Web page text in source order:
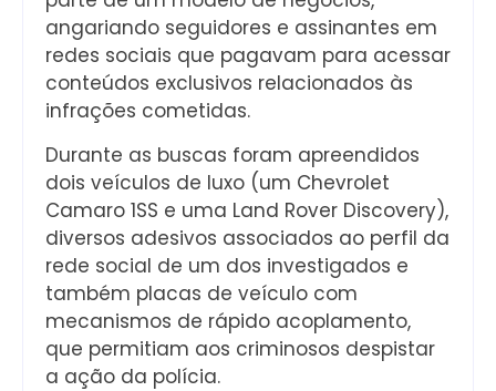
angariando seguidores e assinantes em
redes sociais que pagavam para acessar
conteúdos exclusivos relacionados às
infrações cometidas.
Durante as buscas foram apreendidos
dois veículos de luxo (um Chevrolet
Camaro 1SS e uma Land Rover Discovery),
diversos adesivos associados ao perfil da
rede social de um dos investigados e
também placas de veículo com
mecanismos de rápido acoplamento,
que permitiam aos criminosos despistar
a ação da polícia.